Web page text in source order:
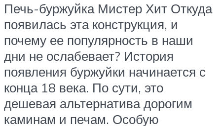
Печь-буржуйка Мистер Хит Откуда
появилась эта конструкция, и
почему ее популярность в наши
дни не ослабевает? История
появления буржуйки начинается с
конца 18 века. По сути, это
дешевая альтернатива дорогим
каминам и печам. Особую